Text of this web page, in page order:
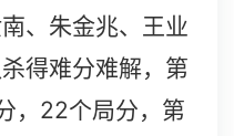
、朱金兆、王业
得难分难解，第
， 22个局分，第